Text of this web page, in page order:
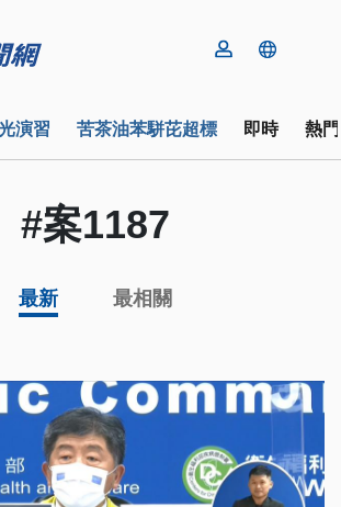
演習 苦茶油苯駢芘超標 即時 熱
#案1187
最新 最相關